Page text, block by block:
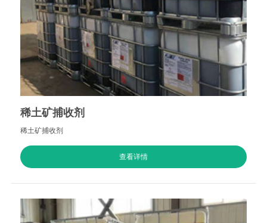
稀土矿捕收剂
稀土矿捕收剂
查看详情